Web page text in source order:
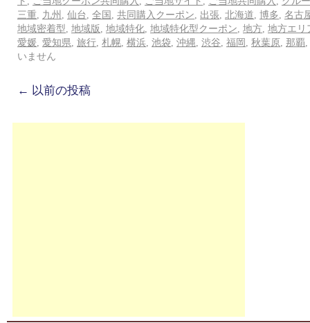
三重 九州 仙台 全国 共同購入クーポン 出張 北海道 博多 名古
地域密着型 地域版 地域特化 地域特化型クーポン 地方 地方エリ
愛媛 愛知県 旅行 札幌 横浜 池袋 沖縄 渋谷 福岡 秋葉原 那覇
いません
← 以前の投稿